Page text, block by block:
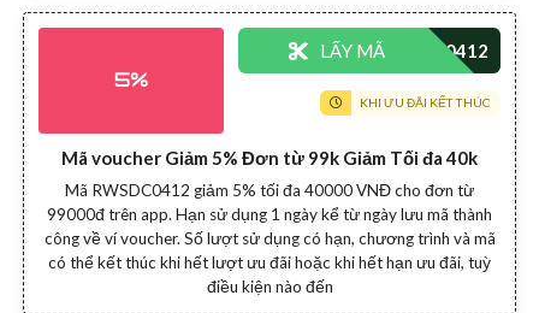
5%
Mã voucher Giảm 5% Đơn từ 99k Giảm Tối đa 40k
Mã RWSDC0412 giảm 5% tối đa 40000 VNĐ cho đơn từ
99000đ trên app. Hạn sử dụng 1 ngày kể từ ngày lưu mã thành
công về ví voucher. Số lượt sử dụng có hạn, chương trình và mã
có thể kết thúc khi hết lượt ưu đãi hoặc khi hết hạn ưu đãi, tuỳ
điều kiện nào đến
LẤY MÃ
KHI ƯU ĐÃI KẾT THÚC